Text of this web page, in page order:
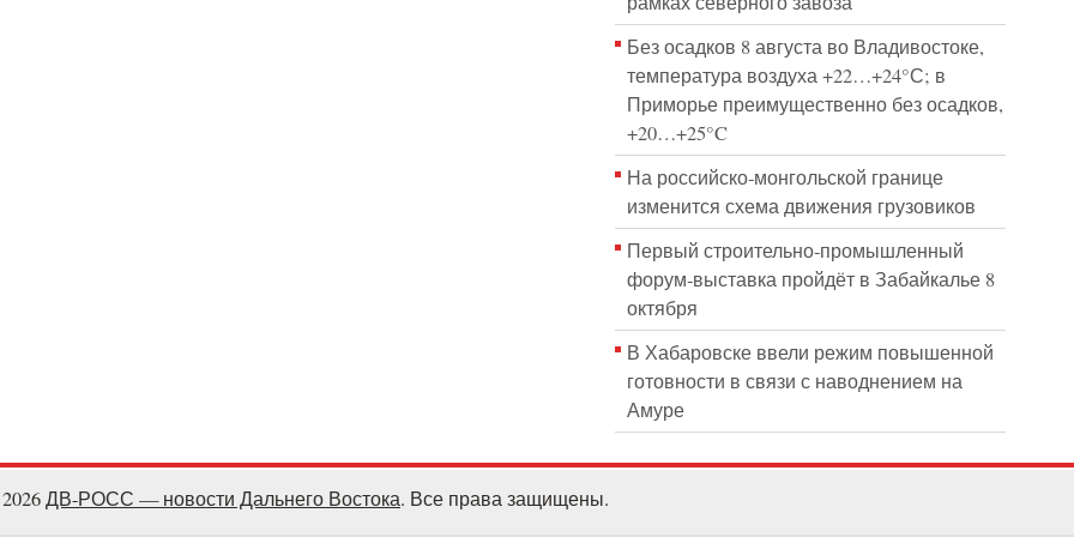
Без осадков 8 августа во Владивостоке,
температура воздуха +22…+24°С; в
Приморье преимущественно без осадков,
+20…+25°C
На российско‑монгольской границе
изменится схема движения грузовиков
Первый строительно‑промышленный
форум‑выставка пройдёт в Забайкалье 8
октября
В Хабаровске ввели режим повышенной
готовности в связи с наводнением на
Амуре
ДВ-РОСС — новости Дальнего Востока. Все права защищены.